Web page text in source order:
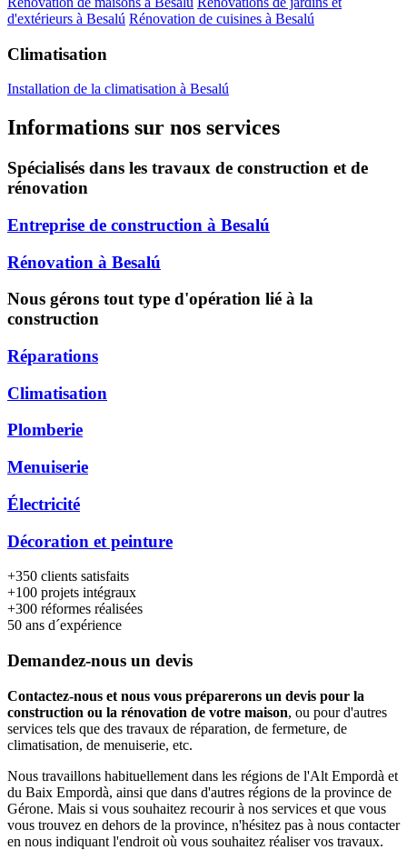
d'extérieurs à Besalú Rénovation de cuisines à Besalú
Climatisation
Installation de la climatisation à Besalú
Informations sur nos services
Spécialisés dans les travaux de construction et de
rénovation
Entreprise de construction à Besalú
Rénovation à Besalú
Nous gérons tout type d'opération lié à la
construction
Réparations
Climatisation
Plomberie
Menuiserie
Électricité
Décoration et peinture
+350 clients satisfaits
+100 projets intégraux
+300 réformes réalisées
50 ans d´expérience
Demandez-nous un devis
Contactez-nous et nous vous préparerons un devis pour la
construction ou la rénovation de votre maison, ou pour d'autres
services tels que des travaux de réparation, de fermeture, de
climatisation, de menuiserie, etc.
Nous travaillons habituellement dans les régions de l'Alt Empordà et
du Baix Empordà, ainsi que dans d'autres régions de la province de
Gérone. Mais si vous souhaitez recourir à nos services et que vous
vous trouvez en dehors de la province, n'hésitez pas à nous contacter
en nous indiquant l'endroit où vous souhaitez réaliser vos travaux.